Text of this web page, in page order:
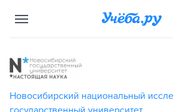
Новосибирский национальный